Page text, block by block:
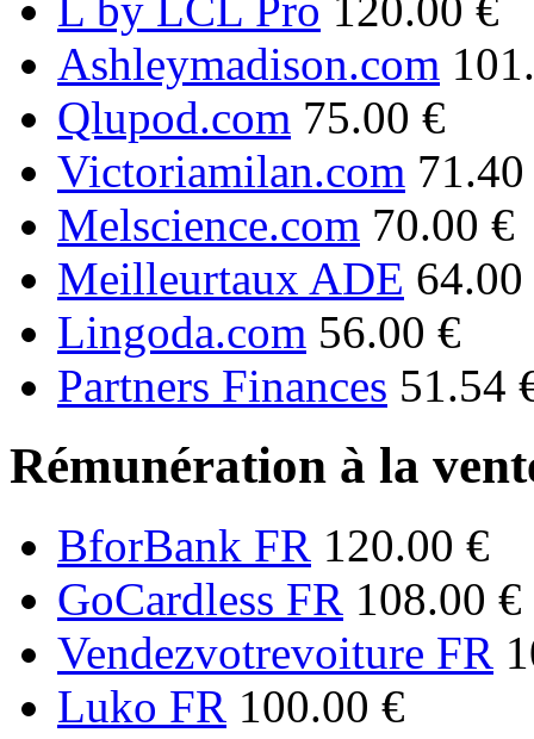
L by LCL Pro 120.00 €
Ashleymadison.com
Qlupod.com 75.00 €
Victoriamilan.com
Melscience.com 70.00 €
Meilleurtaux ADE 64.00
Lingoda.com 56.00 €
Partners Finances 51.54
Rémunération à la
BforBank FR 120.00 €
GoCardless FR 108.00 €
Vendezvotrevoiture FR
Luko FR 100.00 €